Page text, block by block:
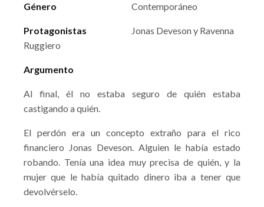
Género Contemporáneo
Protagonistas
Jonas Deveson y Ravenna
Ruggiero
Argumento
Al final, él no estaba seguro de quién estaba
castigando a quién.
El perdón era un concepto extraño para el rico
financiero Jonas Deveson. Alguien le había estado
robando. Tenía una idea muy precisa de quién, y la
mujer que le había quitado dinero iba a tener que
devolvérselo.